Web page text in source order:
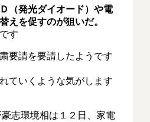
（発光ダイオード）や電
えを促すのが狙いだ。
す
要請を要請したようです
ていくような気がします
志環境相は１２日、家電